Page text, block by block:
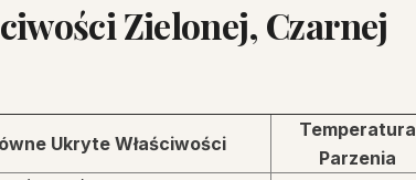
Zielonej, Czarnej
Ukryte Właściwości
Temperatura
Parzenia